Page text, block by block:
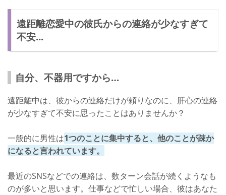
締め切り日を伝える
いったん寝かせる
遠距離の彼氏から連絡なしでも嫌われているわけではない！
遠距離恋愛中の彼氏からの連絡が少なすぎて
不安...
自分、不器用ですから…
遠距離中は、彼からの連絡だけが頼りなのに、肝心の連絡
が少なすぎて不安に思ったことはありませんか？
一般的に男性は1つのことに集中すると、他のことが疎か
になると言われています。
最近のSNSなどでの連絡は、数ターン会話が続くようなも
のが多いと思います。仕事などで忙しい場合、彼はあなた